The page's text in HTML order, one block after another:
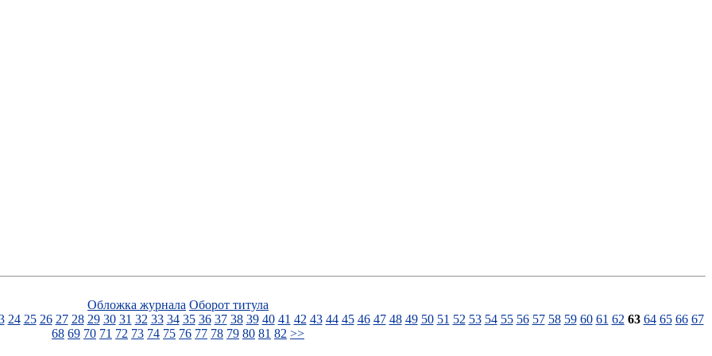
Обложка журнала Оборот титула
24 25 26 27 28 29 30 31 32 33 34 35 36 37 38 39 40 41 42 43 44 45 46 47 48 49 50 51 52 53 54 55 56 57 58 59 60 61 62 63 64 65 66 67
68 69 70 71 72 73 74 75 76 77 78 79 80 81 82 >>